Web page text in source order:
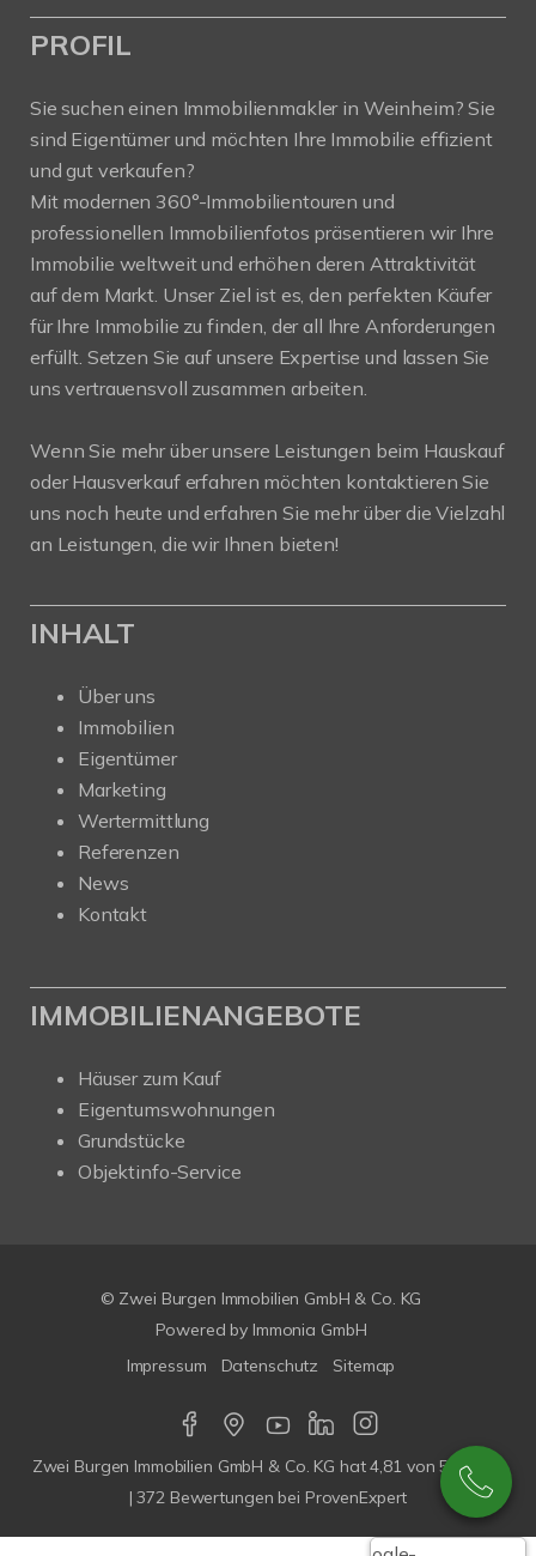
PROFIL
Sie suchen einen Immobilienmakler in Weinheim? Sie
sind Eigentümer und möchten Ihre Immobilie effizient
und gut verkaufen?
Mit modernen 360°-Immobilientouren und
professionellen Immobilienfotos präsentieren wir Ihre
Immobilie weltweit und erhöhen deren Attraktivität
auf dem Markt. Unser Ziel ist es, den perfekten Käufer
für Ihre Immobilie zu finden, der all Ihre Anforderungen
erfüllt. Setzen Sie auf unsere Expertise und lassen Sie
uns vertrauensvoll zusammen arbeiten.
Wenn Sie mehr über unsere Leistungen beim Hauskauf
oder Hausverkauf erfahren möchten kontaktieren Sie
uns noch heute und erfahren Sie mehr über die Vielzahl
an Leistungen, die wir Ihnen bieten!
INHALT
Über uns
Immobilien
Eigentümer
Marketing
Wertermittlung
Referenzen
News
Kontakt
IMMOBILIENANGEBOTE
Häuser zum Kauf
Eigentumswohnungen
Grundstücke
Objektinfo-Service
© Zwei Burgen Immobilien GmbH & Co. KG
Powered by Immonia GmbH
Impressum
Datenschutz Sitemap
Zwei Burgen Immobilien GmbH & Co. KG hat4,81 von5Sterne
|372 Bewertungen bei ProvenExpert